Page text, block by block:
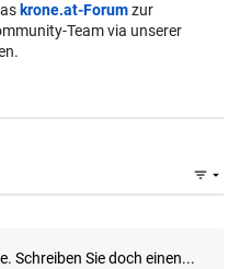
krone.at-Forumzur
Team via unserer